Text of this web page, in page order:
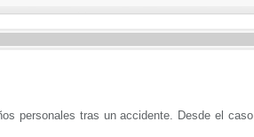
personales tras un accidente. Desde el caso